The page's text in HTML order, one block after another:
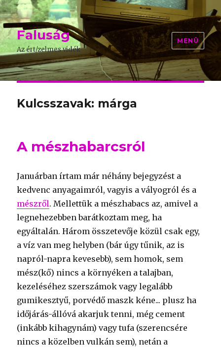
Faluság
Az ért/zelmes vidék
MENÜ
Kulcsszavak: márga
A mészhabarcsról
Januárban írtam már néhány bejegyzést a
kedvenc anyagaimról, vagyis a vályogról és a
mészről. Mellettük a mészhabacs az, amivel a
legnehezebben barátkoztam meg, ha
egyáltalán. Három összetevője közül csak egy,
a víz van meg helyben (bár úgy tűnik, az is
napról-napra kevesebb), sem homok, sem
mész(kő) nincs a környéken a talajban,
kezeléséhez szerszámok vagy legalább
gumikesztyű, porvédő maszk kéne... plusz ha
időjárás-állóvá akarjuk tenni, még cement
(inkább kihagynám) vagy tufa (szerencsére
nincs a közelben vulkán sem), netán a